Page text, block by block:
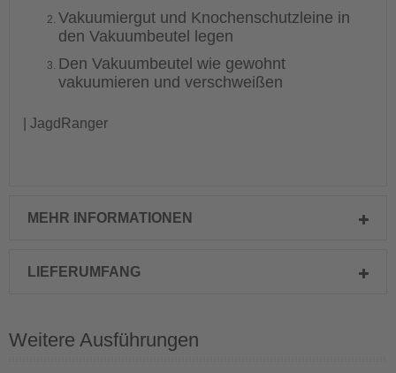
Vakuumiergut und Knochenschutzleine in
den Vakuumbeutel legen
Den Vakuumbeutel wie gewohnt
vakuumieren und verschweißen
| JagdRanger
MEHR INFORMATIONEN
LIEFERUMFANG
Weitere Ausführungen